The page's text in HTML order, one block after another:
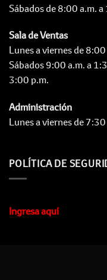
Sábados de 8:00 a.m.
Sala de Ventas
Lunes a viernes de
Sábados 9:00 a.m. a
3:00 p.m.
Administración
Lunes a viernes de
POLÍTICA DE
Ingresa aquí